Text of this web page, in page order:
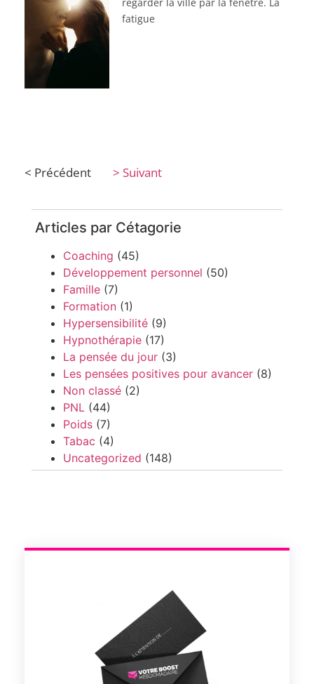
regarder la ville par la fenêtre. La
fatigue
< Précédent > Suivant
Articles par Cétagorie
Coaching (45)
Développement personnel (50)
Famille (7)
Formation (1)
Hypersensibilité (9)
Hypnothérapie (17)
La pensée du jour (3)
Les pensées positives pour avancer (8)
Non classé (2)
PNL (44)
Poids (7)
Tabac (4)
Uncategorized (148)